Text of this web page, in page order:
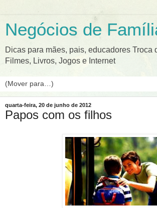
Negócios de
Dicas para mães, pais, educadores Troca
Filmes, Livros, Jogos e Internet
quarta-feira, 20 de junho de 2012
Papos com os filhos